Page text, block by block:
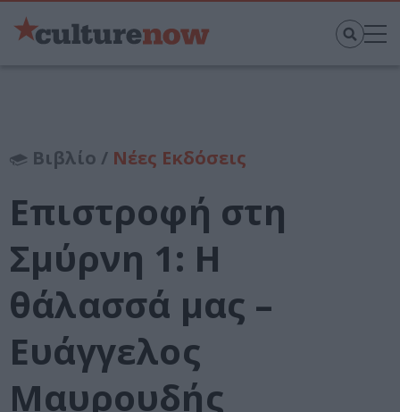
Βιβλίο / Νέες Εκδόσεις
Επιστροφή στη
Σμύρνη 1: Η
θάλασσά μας –
Ευάγγελος
Μαυρουδής